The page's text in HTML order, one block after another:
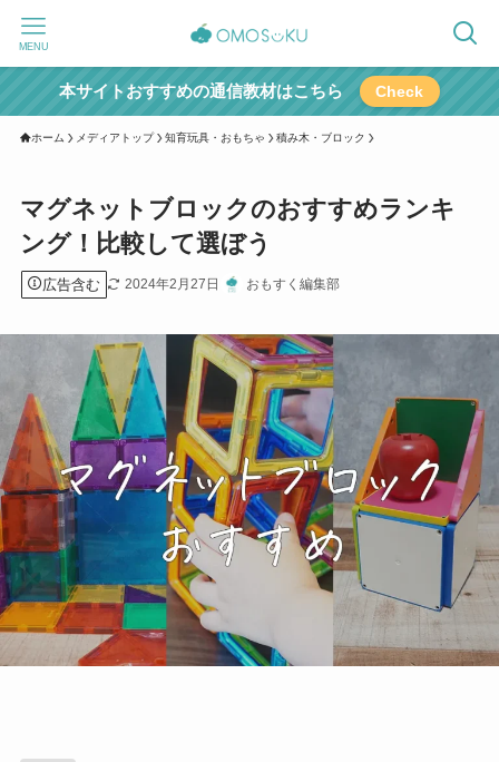
MENU
本サイトおすすめの通信教材はこちら Check
ホーム メディアトップ 知育玩具・おもちゃ 積み木・ブロック
マグネットブロックのおすすめランキ
ング！比較して選ぼう
広告含む 2024年2月27日 おもすく編集部